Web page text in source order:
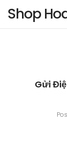
Shop
Gửi